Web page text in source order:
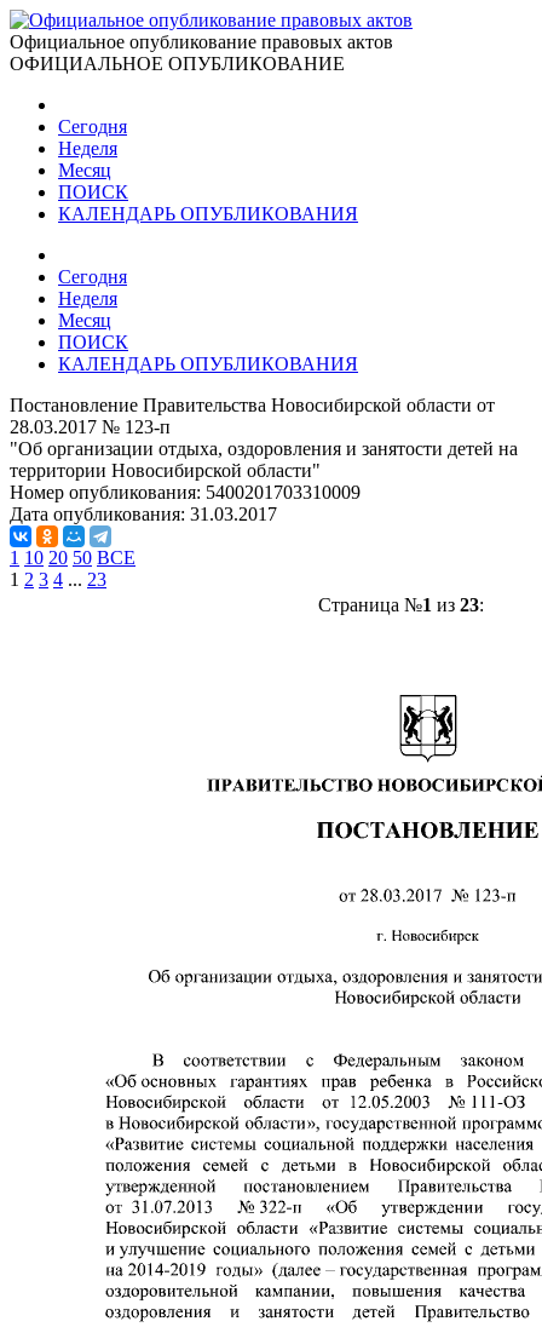
Официальное опубликование правовых актов
ОФИЦИАЛЬНОЕ ОПУБЛИКОВАНИЕ
Сегодня
Неделя
Месяц
ПОИСК
КАЛЕНДАРЬ ОПУБЛИКОВАНИЯ
Сегодня
Неделя
Месяц
ПОИСК
КАЛЕНДАРЬ ОПУБЛИКОВАНИЯ
Постановление Правительства Новосибирской области от
28.03.2017 № 123-п
"Об организации отдыха, оздоровления и занятости детей на
территории Новосибирской области"
Номер опубликования: 5400201703310009
Дата опубликования: 31.03.2017
1 10 20 50 ВСЕ
1 2 3 4 ... 23
Страница №1 из 23: